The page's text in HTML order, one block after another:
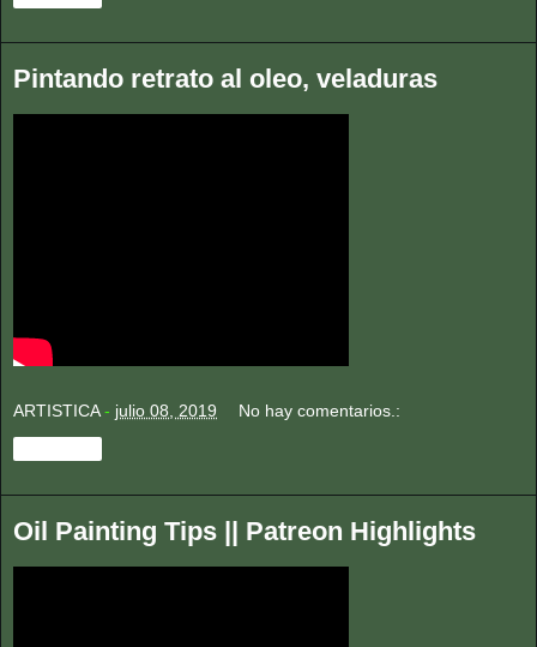
Pintando retrato al oleo, veladuras
ARTISTICA - julio 08, 2019 No hay comentarios.:
Oil Painting Tips || Patreon Highlights